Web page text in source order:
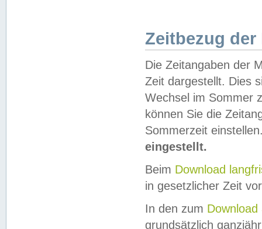
Zeitbezug der
Die Zeitangaben der
Zeit dargestellt. Dies
Wechsel im Sommer
können Sie die
Sommerzeit
eingestellt.
Beim Download
in gesetzlicher Zeit
In den zum Download
grundsätzlich